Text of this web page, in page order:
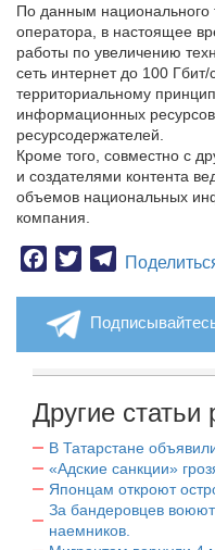
По данным национального
оператора, в настоящее
работы по увеличению
сеть интернет до 100
территориальному
информационных
ресурсодержателей.
Кроме того, совместно с
и создателями контента
объемов национальных
компания.
Facebook
TwitterTelegram
Другие статьи
В Татарстане
«Адские санкции»
Японцам откроют
За бандеровцев
наемников.